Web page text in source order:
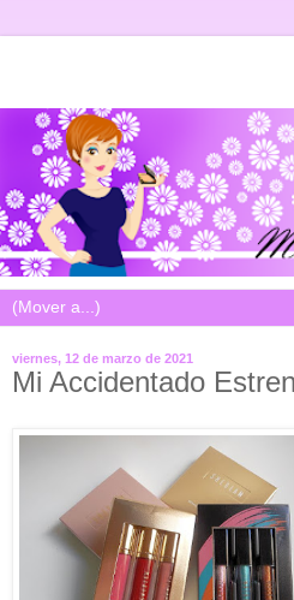
viernes, 12 de marzo de 2021
Mi Accidentado